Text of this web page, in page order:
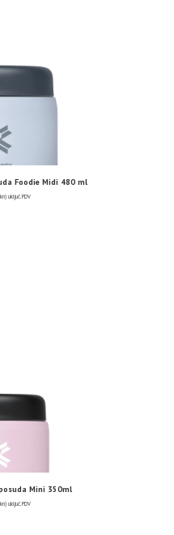
Foodie Midi 480 ml
uključ. PDV
Mini 350ml
uključ. PDV